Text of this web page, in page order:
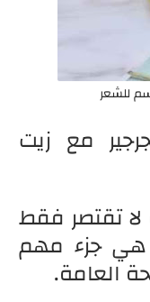
للشعر
مع زيت
تقتصر فقط
هي جزء مهم
العامة.